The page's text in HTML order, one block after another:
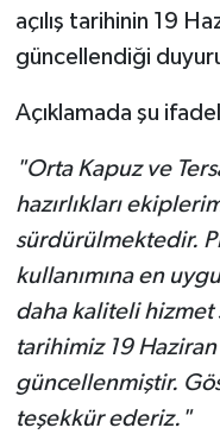
açılış tarihinin 19
güncellendiği
Açıklamada şu
"Orta Kapuz ve
hazırlıkları
sürdürülmektedir.
kullanımına en
daha kaliteli hizmet
tarihimiz 19
güncellenmiştir.
teşekkür ederiz."